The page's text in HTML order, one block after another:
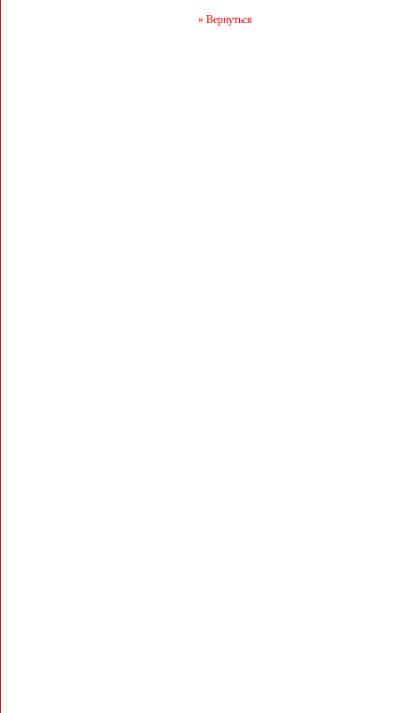
» Вернуться